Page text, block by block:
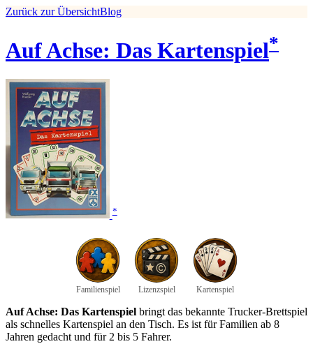
Zurück zur ÜbersichtBlog
Auf Achse: Das Kartenspiel*
*
Familienspiel Lizenzspiel Kartenspiel
Auf Achse: Das Kartenspiel bringt das bekannte Trucker-Brettspiel
als schnelles Kartenspiel an den Tisch. Es ist für Familien ab 8
Jahren gedacht und für 2 bis 5 Fahrer.